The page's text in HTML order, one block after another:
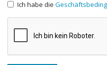
Ich habe die